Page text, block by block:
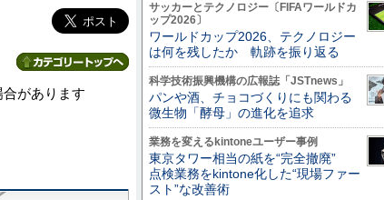
があります
サッカーとテクノロジー〔FIFAワールドカ
ップ2026〕
ワールドカップ2026、テクノロジー
は何を残したか 軌跡を振り返る
科学技術振興機構の広報誌「JSTnews」
パンや酒、チョコづくりにも関わる
微生物「酵母」の進化を追求
業務を変えるkintoneユーザー事例
東京タワー相当の紙を“完全撤廃”
点検業務をkintone化した“現場ファー
スト”な改善術